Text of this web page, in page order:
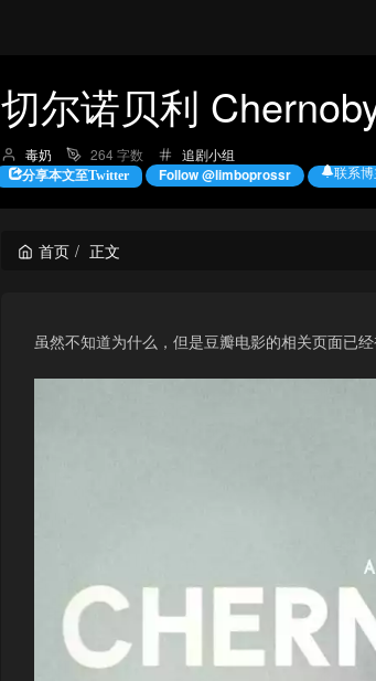
切尔诺贝利
博
主：
毒奶 264 字数
分
类：
追剧小组
分享本文至Twitter Follow @limboprossr 联系
首页 正文
虽然不知道为什么，但是豆瓣电影的相关页面已经